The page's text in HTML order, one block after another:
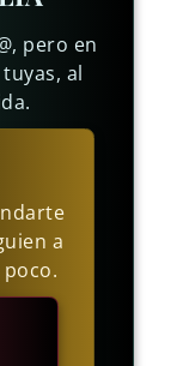
pero en
al
a